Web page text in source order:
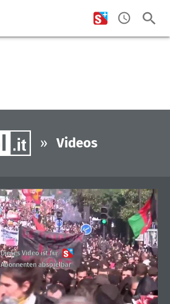
» Videos
Dieses Video ist für
Abonnenten abspielbar